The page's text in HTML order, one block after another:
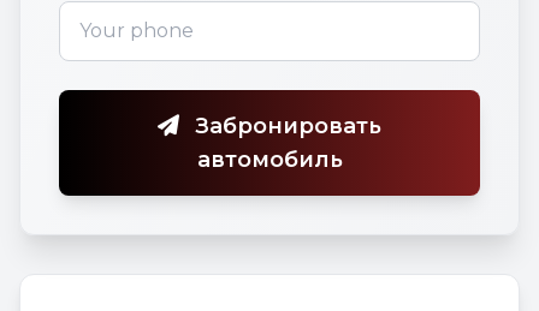
Забронировать
автомобиль